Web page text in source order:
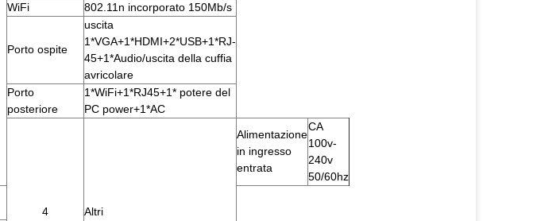
WiFi
802.11n incorporato 150Mb/s
Porto ospite
uscita
1*VGA+1*HDMI+2*USB+1*RJ-
45+1*Audio/uscita della cuffia
avricolare
Porto
posteriore
1*WiFi+1*RJ45+1* potere del
PC power+1*AC
4 Altri
Alimentazione
in ingresso
entrata
CA
100v-
240v
50/60hz